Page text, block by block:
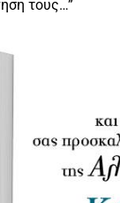
τους…”